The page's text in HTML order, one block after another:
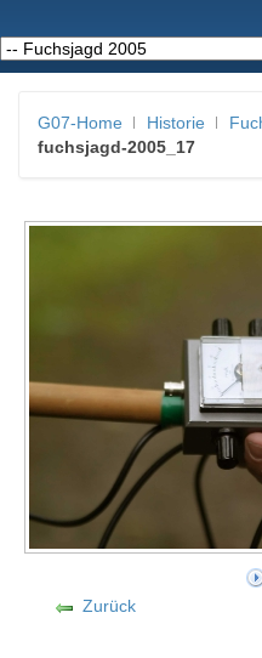
G07-Home Historie
fuchsjagd-2005_17
Zurück